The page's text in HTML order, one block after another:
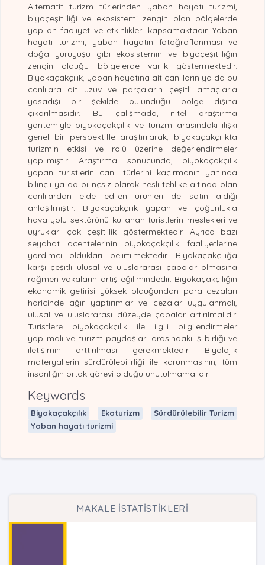
Alternatif turizm türlerinden yaban hayatı turizmi,
biyoçeşitliliği ve ekosistemi zengin olan bölgelerde
yapılan faaliyet ve etkinlikleri kapsamaktadır. Yaban
hayatı turizmi, yaban hayatın fotoğraflanması ve
doğa yürüyüşü gibi ekosistemin ve biyoçeşitliliğin
zengin olduğu bölgelerde varlık göstermektedir.
Biyokaçakçılık, yaban hayatına ait canlıların ya da bu
canlılara ait uzuv ve parçaların çeşitli amaçlarla
yasadışı bir şekilde bulunduğu bölge dışına
çıkarılmasıdır. Bu çalışmada, nitel araştırma
yöntemiyle biyokaçakçılık ve turizm arasındaki ilişki
genel bir perspektifle araştırılarak, biyokaçakçılıkta
turizmin etkisi ve rolü üzerine değerlendirmeler
yapılmıştır. Araştırma sonucunda, biyokaçakçılık
yapan turistlerin canlı türlerini kaçırmanın yanında
bilinçli ya da bilinçsiz olarak nesli tehlike altında olan
canlılardan elde edilen ürünleri de satın aldığı
anlaşılmıştır. Biyokaçakçılık yapan ve çoğunlukla
hava yolu sektörünü kullanan turistlerin meslekleri ve
uyrukları çok çeşitlilik göstermektedir. Ayrıca bazı
seyahat acentelerinin biyokaçakçılık faaliyetlerine
yardımcı oldukları belirtilmektedir. Biyokaçakçılığa
karşı çeşitli ulusal ve uluslararası çabalar olmasına
rağmen vakaların artış eğilimindedir. Biyokaçakçılığın
ekonomik getirisi yüksek olduğundan para cezaları
haricinde ağır yaptırımlar ve cezalar uygulanmalı,
ulusal ve uluslararası düzeyde çabalar artırılmalıdır.
Turistlere biyokaçakçılık ile ilgili bilgilendirmeler
yapılmalı ve turizm paydaşları arasındaki iş birliği ve
iletişimin arttırılması gerekmektedir. Biyolojik
materyallerin sürdürülebilirliği ile korunmasının, tüm
insanlığın ortak görevi olduğu unutulmamalıdır.
Keywords
Biyokaçakçılık Ekoturizm
Sürdürülebilir Turizm
Yaban hayatı turizmi
MAKALE İSTATİSTİKLERİ